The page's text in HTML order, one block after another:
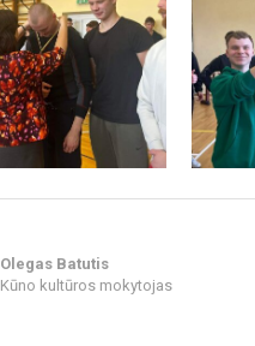
Olegas Batutis
Kūno kultūros mokytojas